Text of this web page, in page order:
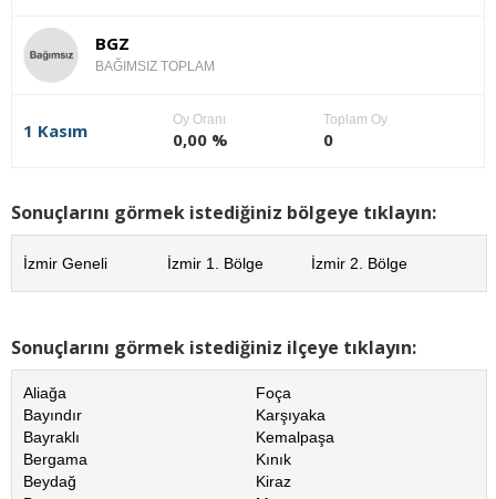
BGZ
BAĞIMSIZ TOPLAM
1 Kasım
Oy Oranı
0,00 %
Toplam Oy
0
Sonuçlarını görmek istediğiniz bölgeye tıklayın:
İzmir Geneli İzmir 1. Bölge İzmir 2. Bölge
Sonuçlarını görmek istediğiniz ilçeye tıklayın:
Aliağa
Bayındır
Bayraklı
Bergama
Beydağ
Foça
Karşıyaka
Kemalpaşa
Kınık
Kiraz